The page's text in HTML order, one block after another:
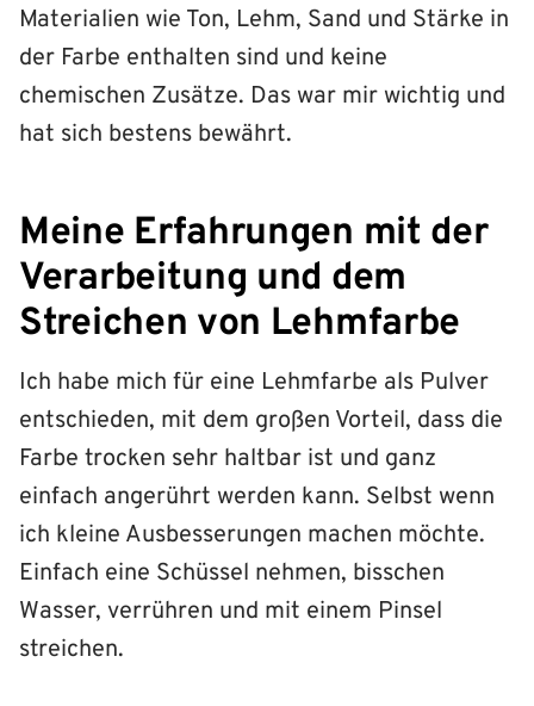
Materialien wie Ton, Lehm, Sand und Stärke in
der Farbe enthalten sind und keine
chemischen Zusätze. Das war mir wichtig und
hat sich bestens bewährt.
Meine Erfahrungen mit der
Verarbeitung und dem
Streichen von Lehmfarbe
Ich habe mich für eine Lehmfarbe als Pulver
entschieden, mit dem großen Vorteil, dass die
Farbe trocken sehr haltbar ist und ganz
einfach angerührt werden kann. Selbst wenn
ich kleine Ausbesserungen machen möchte.
Einfach eine Schüssel nehmen, bisschen
Wasser, verrühren und mit einem Pinsel
streichen.